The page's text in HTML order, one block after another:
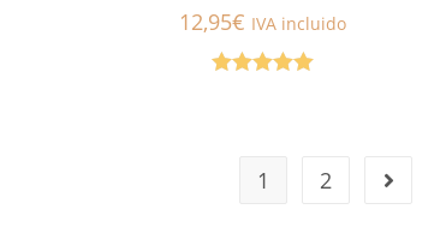
12,95€ IVA incluido
1 2